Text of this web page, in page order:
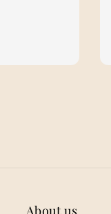
About us